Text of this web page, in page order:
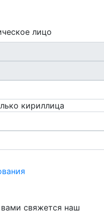
лицо
кириллица
свяжется наш